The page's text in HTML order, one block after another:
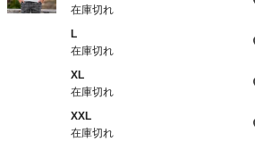
在庫切れ
L
在庫切れ
XL
在庫切れ
XXL
在庫切れ